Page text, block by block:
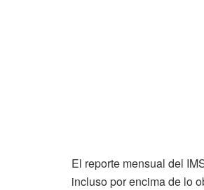
El reporte mensual del
incluso por encima de lo